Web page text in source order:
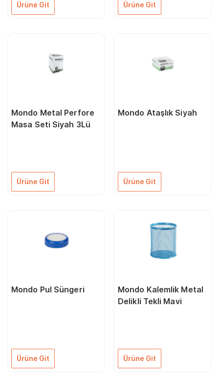
Ürüne Git Ürüne Git
Mondo Metal Perfore
Masa Seti Siyah 3Lü
Ürüne Git
Mondo Ataşlık Siyah
Ürüne Git
Mondo Pul Süngeri
Ürüne Git
Mondo Kalemlik Metal
Delikli Tekli Mavi
Ürüne Git